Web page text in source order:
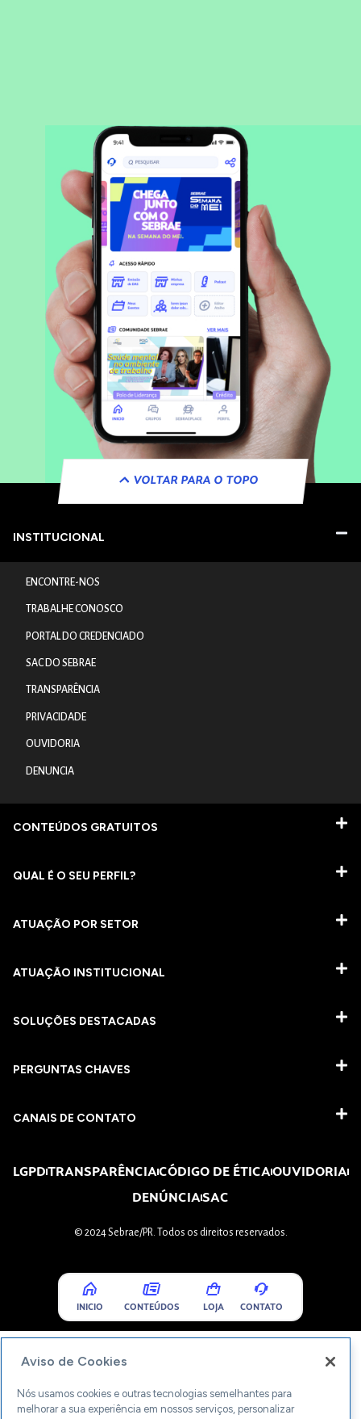
VOLTAR PARA O TOPO
INSTITUCIONAL
ENCONTRE-NOS
TRABALHE CONOSCO
PORTAL DO CREDENCIADO
SAC DO SEBRAE
TRANSPARÊNCIA
PRIVACIDADE
OUVIDORIA
DENUNCIA
CONTEÚDOS GRATUITOS
QUAL É O SEU PERFIL?
ATUAÇÃO POR SETOR
ATUAÇÃO INSTITUCIONAL
SOLUÇÕES DESTACADAS
PERGUNTAS CHAVES​
CANAIS DE CONTATO
LGPDTRANSPARÊNCIACÓDIGO DE ÉTICAOUVIDORIA
DENÚNCIASAC
© 2024 Sebrae/PR. Todos os direitos reservados.
INICIO CONTEÚDOS LOJA CONTATO
Aviso de Cookies
Nós usamos cookies e outras tecnologias semelhantes para
melhorar a sua experiência em nossos serviços, personalizar